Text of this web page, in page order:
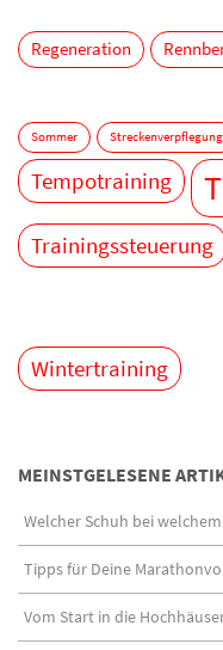
Regeneration
Sommer Streckenverpflegung
Tempotraining
Trainingssteuerung
Wintertraining
MEINSTGELESENE
Welcher Schuh bei
Tipps für Deine
Vom Start in die